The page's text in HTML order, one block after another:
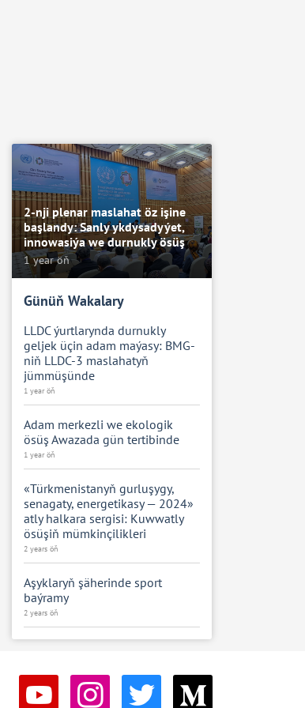
2-nji plenar maslahat öz işine
başlandy: Sanly ykdysadyýet,
innowasiýa we durnukly ösüş
1 year öň
Günüň Wakalary
LLDC ýurtlarynda durnukly
geljek üçin adam maýasy: BMG-
niň LLDC-3 maslahatyň
jümmüşünde
1 year öň
Adam merkezli we ekologik
ösüş Awazada gün tertibinde
1 year öň
«Türkmenistanyň gurluşygy,
senagaty, energetikasy — 2024»
atly halkara sergisi: Kuwwatly
ösüşiň mümkinçilikleri
2 years öň
Aşyklaryň şäherinde sport
baýramy
2 years öň
Özbegistan Respublikasynyň